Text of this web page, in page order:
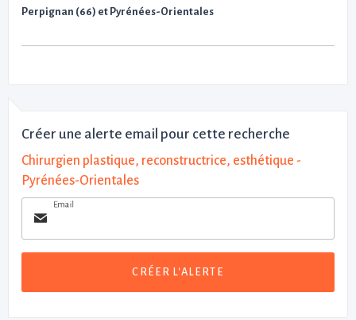
Perpignan (66) et Pyrénées-Orientales
Créer une alerte email pour cette recherche
Chirurgien plastique, reconstructrice, esthétique -
Pyrénées-Orientales
Email
CRÉER L'ALERTE